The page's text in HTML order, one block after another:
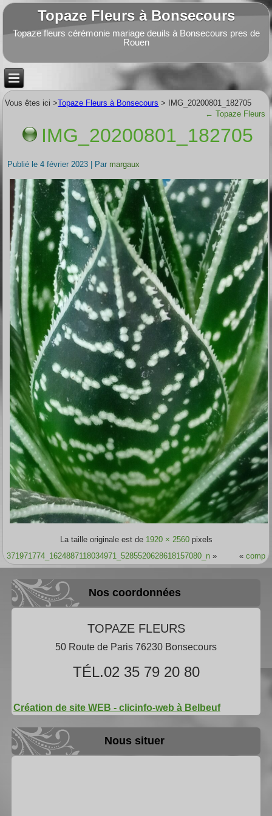
Topaze Fleurs à Bonsecours
Topaze fleurs cérémonie mariage deuils à Bonsecours pres de
Rouen
Vous êtes ici >Topaze Fleurs à Bonsecours >
IMG_20200801_182705
← Topaze Fleurs
IMG_20200801_182705
Publié le 4 février 2023 Par margaux
La taille originale est de 1920 × 2560pixels
371971774_1624887118034971_5285520628618157080_n » « comp
Nos coordonnées
TOPAZE FLEURS
50 Route de Paris 76230 Bonsecours
TÉL.02 35 79 20 80
Création de site WEB - clicinfo-web à Belbeuf
Nous situer